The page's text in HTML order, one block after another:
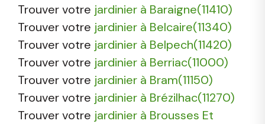
Trouver votre jardinier à Baraigne(11410)
Trouver votre jardinier à Belcaire(11340)
Trouver votre jardinier à Belpech(11420)
Trouver votre jardinier à Berriac(11000)
Trouver votre jardinier à Bram(11150)
Trouver votre jardinier à Brézilhac(11270)
Trouver votre jardinier à Brousses Et